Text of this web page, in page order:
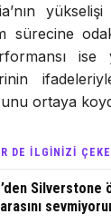
sürecine
ise
ortaya
DE İLGİNİZİ
Silverstone